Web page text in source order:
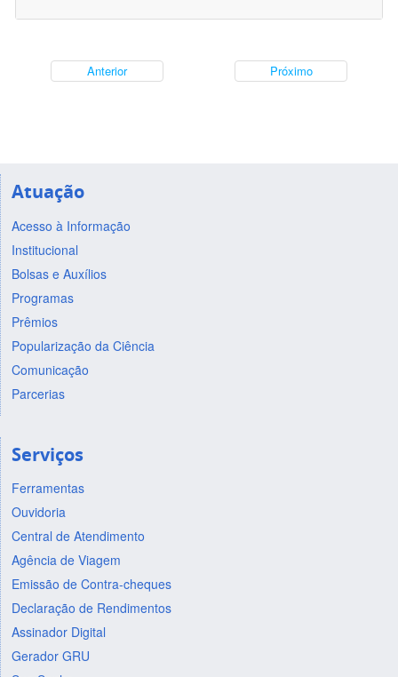
Anterior Próximo
Atuação
Acesso à Informação
Institucional
Bolsas e Auxílios
Programas
Prêmios
Popularização da Ciência
Comunicação
Parcerias
Serviços
Ferramentas
Ouvidoria
Central de Atendimento
Agência de Viagem
Emissão de Contra-cheques
Declaração de Rendimentos
Assinador Digital
Gerador GRU